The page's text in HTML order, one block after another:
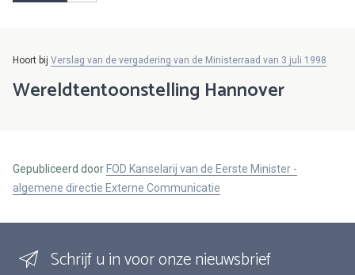
Hoort bij Verslag van de vergadering van de Ministerraad van 3 juli 1998
Wereldtentoonstelling Hannover
Gepubliceerd door FOD Kanselarij van de Eerste Minister -
algemene directie Externe Communicatie
Schrijf u in voor onze nieuwsbrief